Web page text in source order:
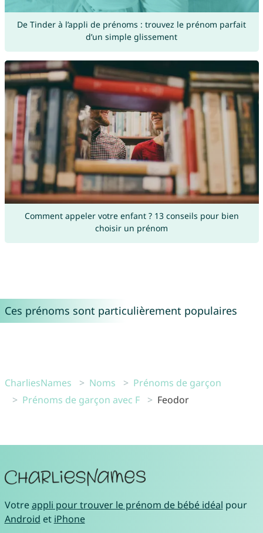
De Tinder à l’appli de prénoms : trouvez le prénom parfait
d’un simple glissement
Comment appeler votre enfant ? 13 conseils pour bien
choisir un prénom
Ces prénoms sont particulièrement populaires
CharliesNames Noms
Prénoms de garçon
Prénoms de garçon avec F
Feodor
Votreappli pour trouver le prénom de bébé idéal pour
Android et iPhone